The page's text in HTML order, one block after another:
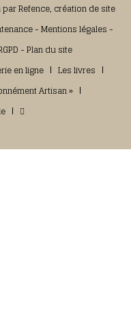
parRefence, création de site
-Mentions légales -
-Plan du site
en ligne
Les livres
Artisan »